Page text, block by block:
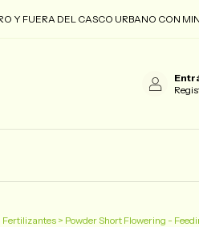
DEL CASCO URBANO CON MINIMO
Fertilizantes > Powder Short Flowering -